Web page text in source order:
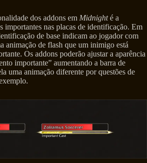
dos addons em Midnighté a
importantes nas placas de identificação. Em
de base indicam ao jogador com
animação de flash que um inimigo está
Os addons poderão ajustar a aparência
importante” aumentando a barra de
uma animação diferente por questões de